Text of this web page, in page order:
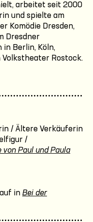
arbeitet seit 2000
und spielte am
Komödie Dresden,
Dresdner
Berlin, Köln,
Volkstheater Rostock.
/ Ältere Verkäuferin
/
von Paul und Paula
in Bei der